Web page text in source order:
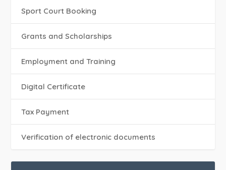
Sport Court Booking
Grants and Scholarships
Employment and Training
Digital Certificate
Tax Payment
Verification of electronic documents